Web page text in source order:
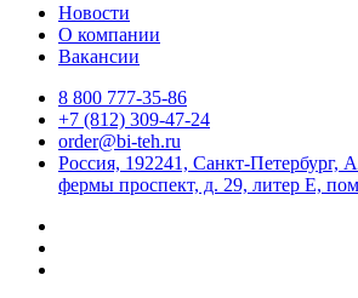
Новости
О компании
Вакансии
8 800 777-35-86
+7 (812) 309-47-24
order@bi-teh.ru
Россия, 192241, Санкт-Петербург,
фермы проспект, д. 29, литер Е,